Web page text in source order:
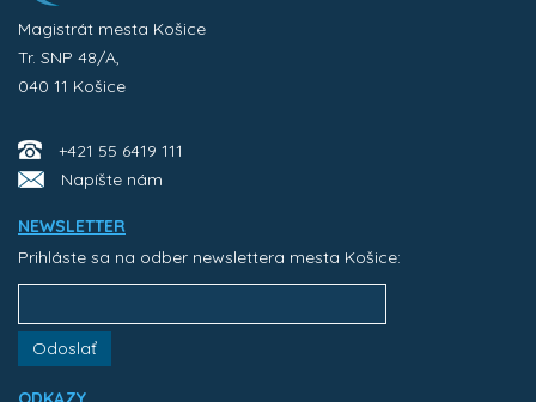
Magistrát mesta Košice
Tr. SNP 48/A,
040 11 Košice
+421 55 6419 111
Napíšte nám
NEWSLETTER
Prihláste sa na odber newslettera mesta Košice:
Odoslať